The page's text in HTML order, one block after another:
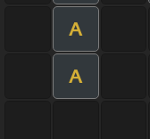
A
A